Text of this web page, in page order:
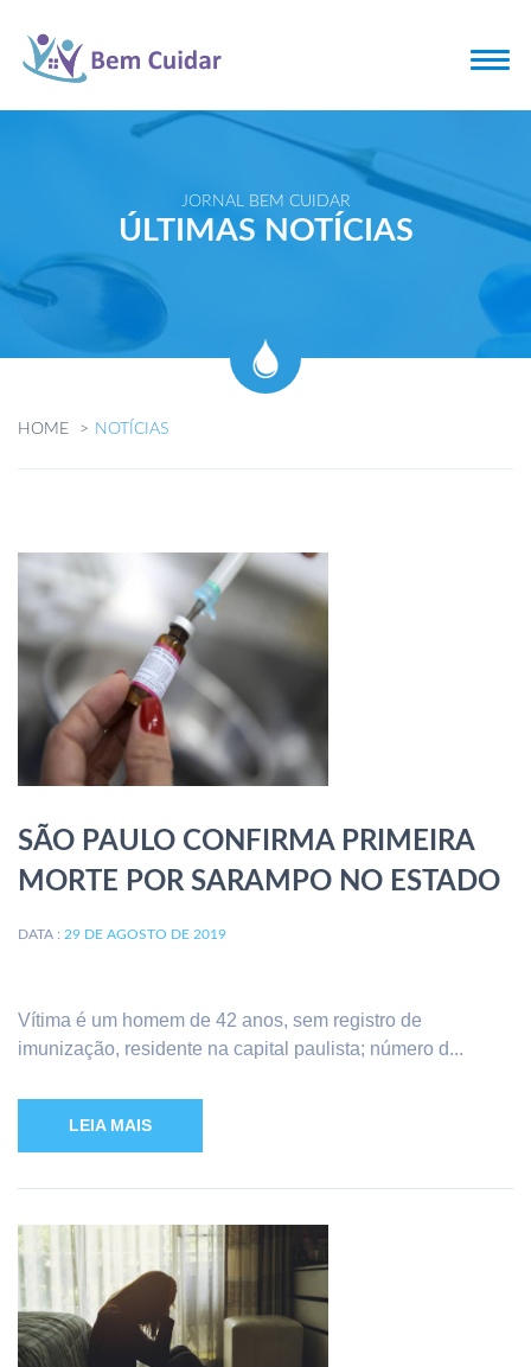
JORNAL BEM CUIDAR
ÚLTIMAS NOTÍCIAS
HOME NOTÍCIAS
SÃO PAULO CONFIRMA PRIMEIRA
MORTE POR SARAMPO NO ESTADO
DATA : 29 DE AGOSTO DE 2019
Vítima é um homem de 42 anos, sem registro de
imunização, residente na capital paulista; número d...
LEIA MAIS